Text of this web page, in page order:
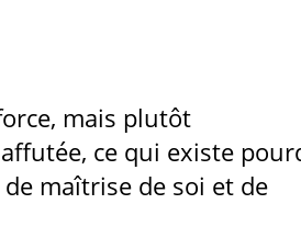
mais plutôt
ce qui existe
maîtrise de soi et de